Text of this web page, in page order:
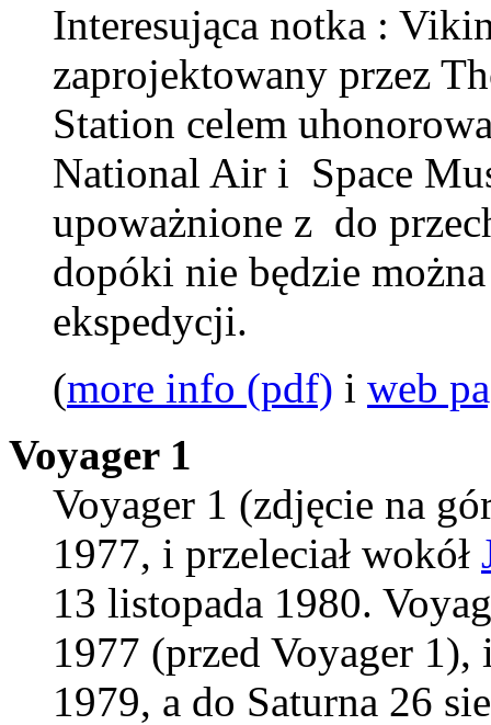
Interesująca notka :
zaprojektowany przez
Station celem
National Air i Space
upoważnione z do
dopóki nie będzie
ekspedycji.
(more info (pdf) i web
Voyager 1
Voyager 1 (zdjęcie na
1977, i przeleciał wokół
13 listopada 1980.
1977 (przed Voyager 1),
1979, a do Saturna 26